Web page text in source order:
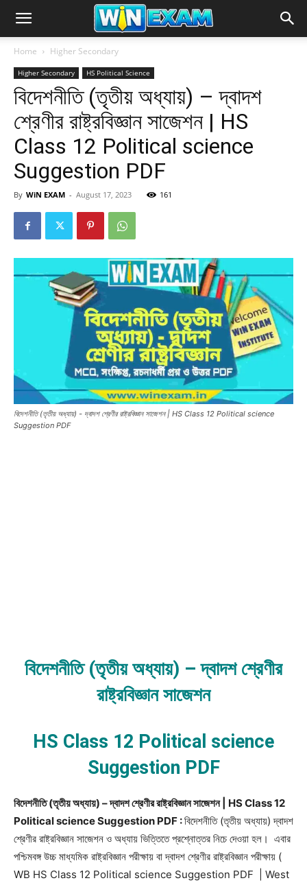
Home Higher Secondary
Higher Secondary HS Political Science
বিদেশনীতি (তৃতীয় অধ্যায়) – দ্বাদশ
শ্রেণীর রাষ্ট্রবিজ্ঞান সাজেশন | HS
Class 12 Political science
Suggestion PDF
By WiN EXAM - August 17, 2023 161
বিদেশনীতি (তৃতীয় অধ্যায়) - দ্বাদশ শ্রেণীর রাষ্ট্রবিজ্ঞান সাজেশন | HS Class 12 Political science
Suggestion PDF
বিদেশনীতি (তৃতীয় অধ্যায়) – দ্বাদশ শ্রেণীর
রাষ্ট্রবিজ্ঞান সাজেশন
HS Class 12 Political science
Suggestion PDF
বিদেশনীতি (তৃতীয় অধ্যায়) – দ্বাদশ শ্রেণীর রাষ্ট্রবিজ্ঞান সাজেশন | HS Class 12
Political science Suggestion PDF :বিদেশনীতি (তৃতীয় অধ্যায়) দ্বাদশ
শ্রেণীর রাষ্ট্রবিজ্ঞান সাজেশন ও অধ্যায় ভিত্তিতে প্রশ্নোত্তর নিচে দেওয়া হল। এবার
পশ্চিমবঙ্গ উচ্চ মাধ্যমিক রাষ্ট্রবিজ্ঞান পরীক্ষায় বা দ্বাদশ শ্রেণীর রাষ্ট্রবিজ্ঞান পরীক্ষায় (
WB HS Class 12 Political science Suggestion PDF | West